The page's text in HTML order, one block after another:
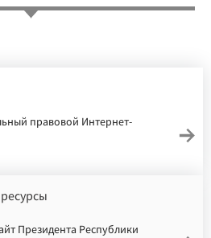
правовой Интернет-
Президента Республики